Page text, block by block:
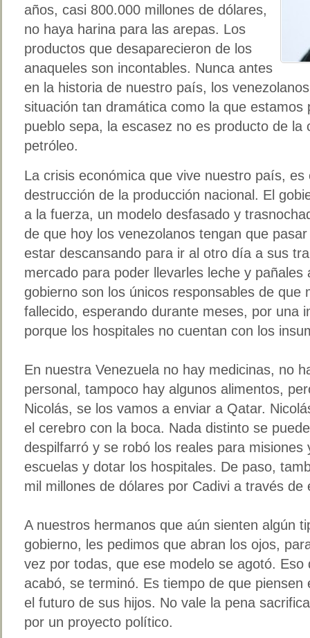
años, casi 800.000 millones de dólares,
no haya harina para las arepas. Los
productos que desaparecieron de los
anaqueles son incontables. Nunca antes
en la historia de nuestro país, los
situación tan dramática como la que estamos
pueblo sepa, la escasez no es producto de la
petróleo.
La crisis económica que vive nuestro país, es
destrucción de la producción nacional. El
a la fuerza, un modelo desfasado y
de que hoy los venezolanos tengan que
estar descansando para ir al otro día a sus
mercado para poder llevarles leche y pañales
gobierno son los únicos responsables de que
fallecido, esperando durante meses, por una
porque los hospitales no cuentan con los
En nuestra Venezuela no hay medicinas, no
personal, tampoco hay algunos alimentos,
Nicolás, se los vamos a enviar a Qatar.
el cerebro con la boca. Nada distinto se
despilfarró y se robó los reales para
escuelas y dotar los hospitales. De paso,
mil millones de dólares por Cadivi a través
A nuestros hermanos que aún sienten algún
gobierno, les pedimos que abran los ojos,
vez por todas, que ese modelo se agotó. Eso
acabó, se terminó. Es tiempo de que
el futuro de sus hijos. No vale la pena
por un proyecto político.